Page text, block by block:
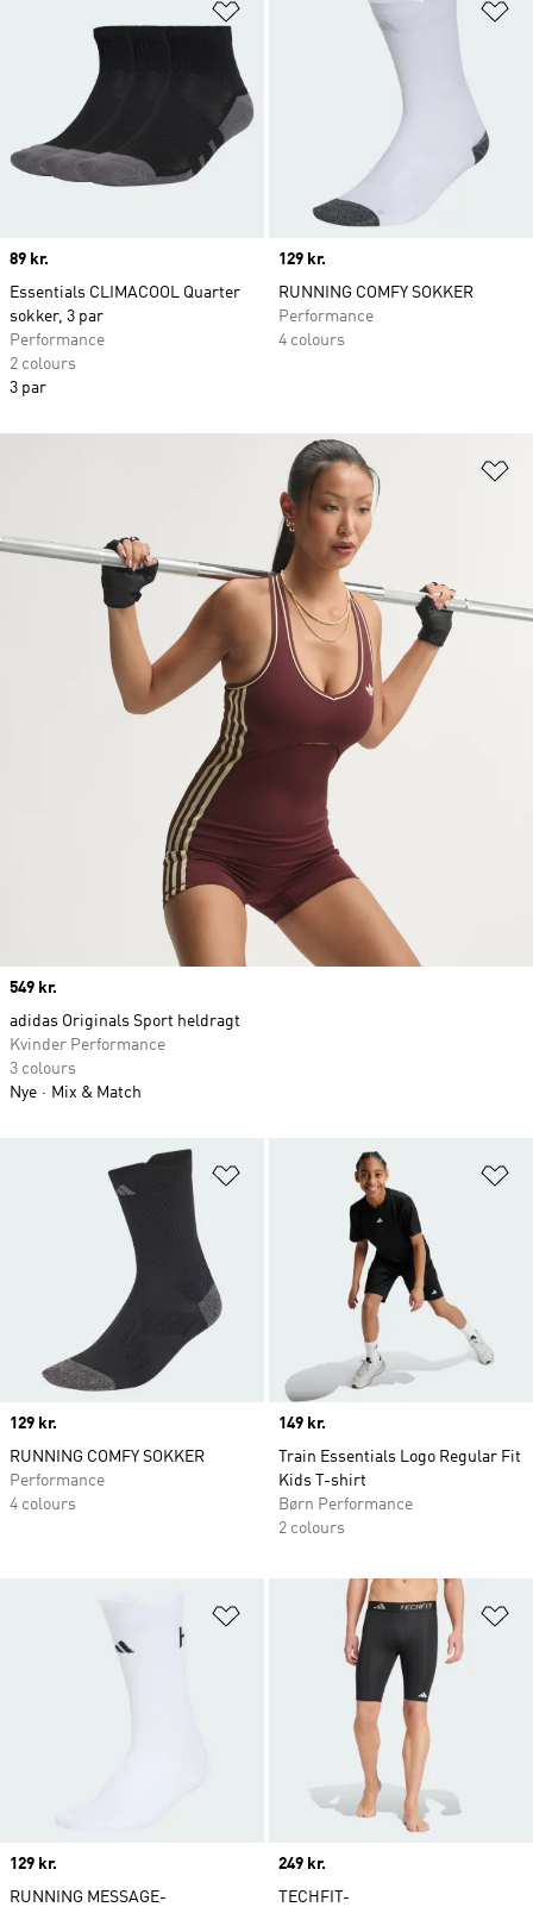
Føj til ønskeliste
Price
89 kr.
Essentials CLIMACOOL Quarter
sokker, 3 par
Performance
2 colours
3 par
Price
129 kr.
RUNNING COMFY SOKKER
Performance
4 colours
Føj til ønskeliste
Price
129 kr.
RUNNING COMFY SOKKER
Performance
4 colours
Price
149 kr.
Train Essentials Logo Regular Fit
Kids T-shirt
Børn Performance
2 colours
Føj til ønskeliste
Price
129 kr.
RUNNING MESSAGE-
Price
249 kr.
TECHFIT-
Price
549 kr.
adidas Originals Sport heldragt
Kvinder Performance
3 colours
Nye
Mix & Match